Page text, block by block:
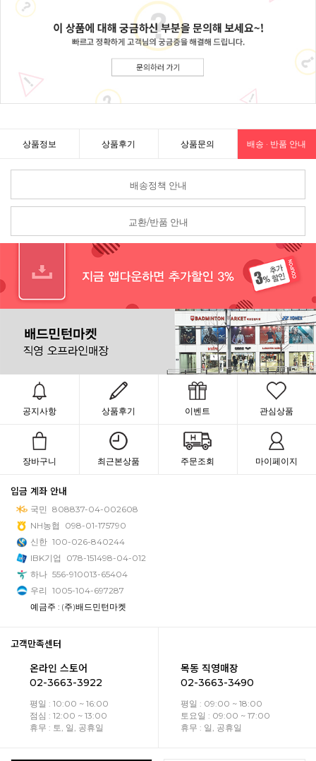
상품정보 상품후기 상품문의 배송 · 반품 안내
배송정책 안내
교환/반품 안내
공지사항 상품후기 이벤트 관심상품
장바구니 최근본상품 주문조회 마이페이지
입금 계좌 안내
국민 808837-04-002608
NH농협
098-01-175790
신한 100-026-840244
IBK기업
078-151498-04-012
하나 556-910013-65404
우리 1005-104-697287
예금주 : (주)배드민턴마켓
고객만족센터
온라인 스토어
02-3663-3922
평일 : 10:00 ~ 16:00
점심 : 12:00 ~ 13:00
휴무 : 토, 일, 공휴일
목동 직영매장
02-3663-3490
평일 : 09:00 ~ 18:00
토요일 : 09:00 ~ 17:00
휴무 : 일, 공휴일